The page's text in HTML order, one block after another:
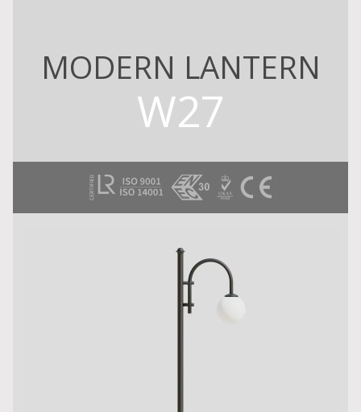
MODERN LANTERN
W27